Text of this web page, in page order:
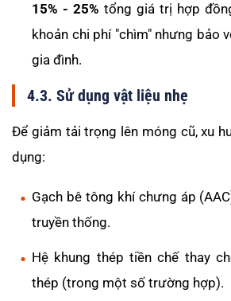
15% - 25% tổng giá trị hợp
khoản chi phí "chìm" nhưng bảo
gia đình.
4.3. Sử dụng vật liệu nhẹ
Để giảm tải trọng lên móng cũ, xu
dụng:
Gạch bê tông khí chưng áp
truyền thống.
Hệ khung thép tiền chế thay
thép (trong một số trường hợp).